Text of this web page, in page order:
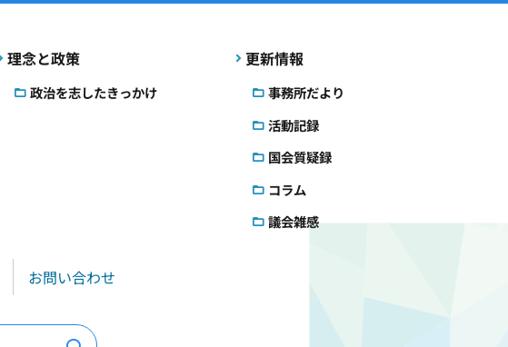
理念と政策
政治を志したきっかけ
更新情報
事務所だより
活動記録
国会質疑録
コラム
議会雑感
お問い合わせ